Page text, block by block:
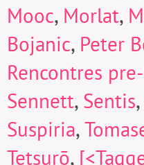
Mooc, Morlat,
Bojanic, Peter
Rencontres
Sennett, Sentis,
Suspiria,
Tetsurō,